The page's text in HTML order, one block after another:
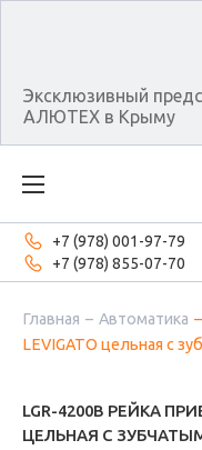
Эксклюзивный
АЛЮТЕХ в Крыму
+7 (978) 001-97-79
+7 (978) 855-07-70
Главная Автоматика
LEVIGATO цельная с
LGR-4200B РЕЙКА
ЦЕЛЬНАЯ С